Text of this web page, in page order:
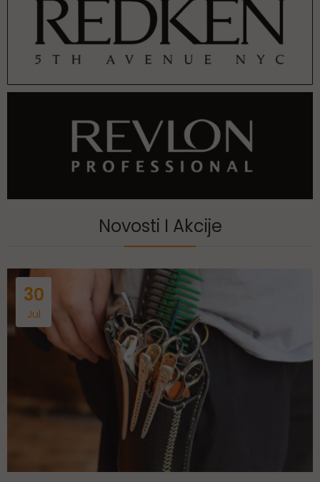
Novosti I Akcije
30
Jul